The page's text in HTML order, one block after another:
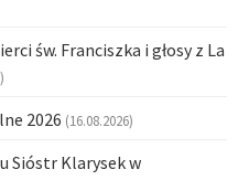
św. Franciszka i głosy z La
2026 (16.08.2026)
Sióstr Klarysek w